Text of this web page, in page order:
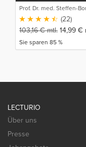
(Detailwissen)
Prof. Dr. med. Steffen-
Wirth (1)
(22)
103,16€mtl. 14,99 €
Sie sparen 85 %
LECTURIO
Über uns
Presse